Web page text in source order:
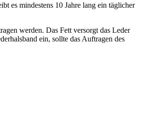
es mindestens 10 Jahre lang ein täglicher
werden. Das Fett versorgt das Leder
ein, sollte das Auftragen des